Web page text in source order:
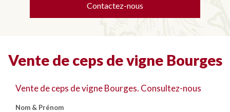
Contactez-nous
Vente de ceps de vigne Bourges
Vente de ceps de vigne Bourges. Consultez-nous
Nom & Prénom